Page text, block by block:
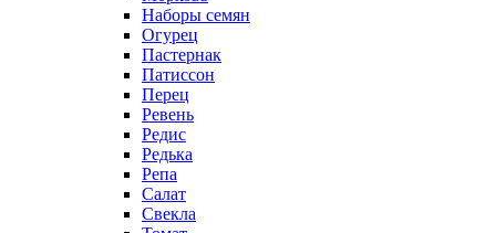
Наборы семян
Огурец
Пастернак
Патиссон
Перец
Ревень
Редис
Редька
Репа
Салат
Свекла